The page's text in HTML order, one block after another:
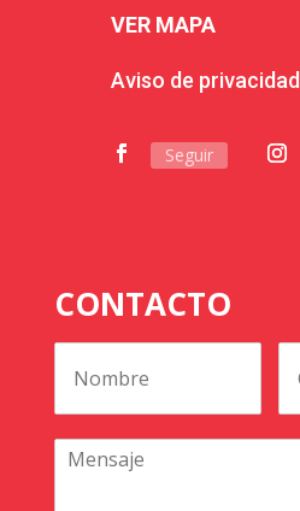
VER MAPA
Aviso de
Seguir
CONTACTO